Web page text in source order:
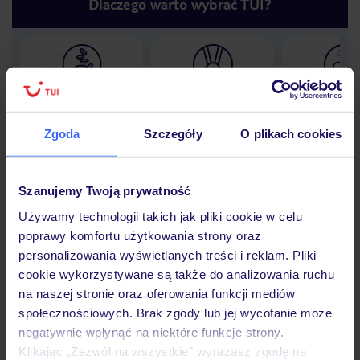
Zgoda Szczegóły O plikach cookies
Szanujemy Twoją prywatność
Używamy technologii takich jak pliki cookie w celu
poprawy komfortu użytkowania strony oraz
personalizowania wyświetlanych treści i reklam. Pliki
cookie wykorzystywane są także do analizowania ruchu
na naszej stronie oraz oferowania funkcji mediów
społecznościowych. Brak zgody lub jej wycofanie może
negatywnie wpłynąć na niektóre funkcje strony.
Klikając „Zezwól na wszystkie” wyrażasz zgodę na
Lider niskich cen 30 lat w
Hotel
Opinie
Pokoje